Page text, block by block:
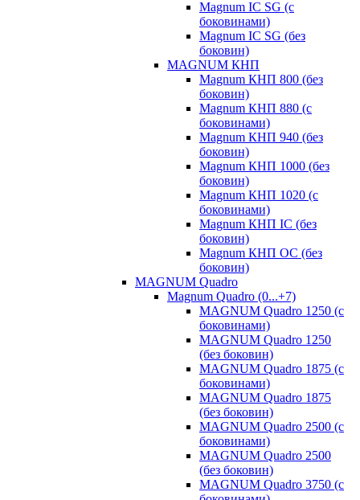
Magnum IC SG (с
боковинами)
Magnum IC SG (без
боковин)
MAGNUM КНП
Magnum КНП 800 (без
боковин)
Magnum КНП 880 (с
боковинами)
Magnum КНП 940 (без
боковин)
Magnum КНП 1000 (без
боковин)
Magnum КНП 1020 (с
боковинами)
Magnum КНП IC (без
боковин)
Magnum КНП OC (без
боковин)
MAGNUM Quadro
Magnum Quadro (0...+7)
MAGNUM Quadro 1250 (с
боковинами)
MAGNUM Quadro 1250
(без боковин)
MAGNUM Quadro 1875 (с
боковинами)
MAGNUM Quadro 1875
(без боковин)
MAGNUM Quadro 2500 (с
боковинами)
MAGNUM Quadro 2500
(без боковин)
MAGNUM Quadro 3750 (с